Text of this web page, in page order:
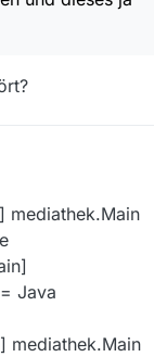
mediathek.Main
Java
mediathek.Main